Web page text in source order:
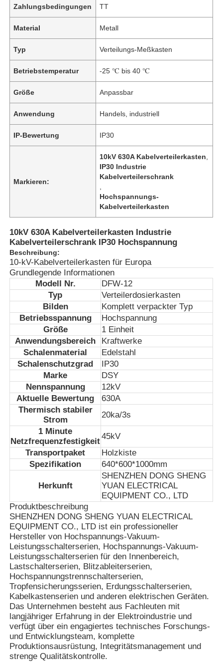
Startseite
Produkte
Videos
Zahlungsbedingungen TT
Material Metall
Typ Verteilungs-Meßkasten
Betriebstemperatur -25 ℃ bis 40 ℃
Größe Anpassbar
Anwendung Handels, industriell
IP-Bewertung IP30
Markieren:
10kV 630A Kabelverteilerkasten
IP30 Industrie
Kabelverteilerschrank
Hochspannungs-
Kabelverteilerkasten
10kV 630A Kabelverteilerkasten Industrie
Kabelverteilerschrank IP30 Hochspannung
Beschreibung:
10-kV-Kabelverteilerkasten für Europa
Grundlegende Informationen
Modell Nr.
DFW-12
Typ
Verteilerdosierkasten
Bilden
Komplett verpackter Typ
Betriebsspannung
Hochspannung
Größe
1 Einheit
Anwendungsbereich
Kraftwerke
Schalenmaterial
Edelstahl
Schalenschutzgrad
IP30
Marke
DSY
Nennspannung
12kV
Aktuelle Bewertung
630A
Thermisch stabiler
Strom
20ka/3s
1 Minute
Netzfrequenzfestigkeit
45kV
Transportpaket
Holzkiste
Spezifikation
640*600*1000mm
Herkunft
SHENZHEN DONG SHENG
YUAN ELECTRICAL
EQUIPMENT CO., LTD
Produktbeschreibung
SHENZHEN DONG SHENG YUAN ELECTRICAL
EQUIPMENT CO., LTD ist ein professioneller
Hersteller von Hochspannungs-Vakuum-
Leistungsschalterserien, Hochspannungs-Vakuum-
Leistungsschalterserien für den Innenbereich,
Lastschalterserien, Blitzableiterserien,
Hochspannungstrennschalterserien,
Tropfensicherungsserien, Erdungsschalterserien,
Kabelkastenserien und anderen elektrischen Geräten.
Das Unternehmen besteht aus Fachleuten mit
langjähriger Erfahrung in der Elektroindustrie und
verfügt über ein engagiertes technisches Forschungs-
und Entwicklungsteam, komplette
Produktionsausrüstung, Integritätsmanagement und
strenge Qualitätskontrolle.